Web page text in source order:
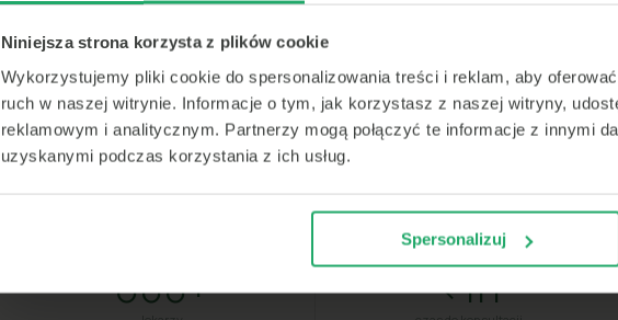
Niniejsza strona korzysta z plików cookie
Wykorzystujemy pliki cookie do spersonalizowania treści i reklam, aby
ruch w naszej witrynie. Informacje o tym, jak korzystasz z naszej witryny,
reklamowym i analitycznym. Partnerzy mogą połączyć te informacje z innymi
uzyskanymi podczas korzystania z ich usług.
Spersonalizuj
Certyfikowani lekarze· online· Szybka realizacja·
Telemedi #1 w szybkiej pomocy
★★★★★
4.8·31 tys. ocen
600+ <1h